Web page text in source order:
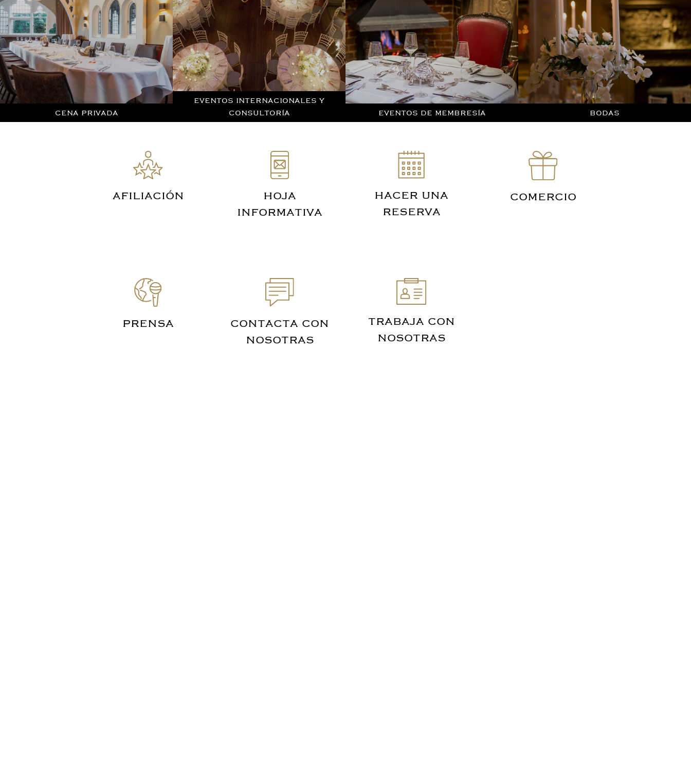
CENA PRIVADA
EVENTOS INTERNACIONALES Y
CONSULTORÍA
EVENTOS DE MEMBRESÍA BODAS
AFILIACIÓN
HOJA
INFORMATIVA
HACER UNA
RESERVA
COMERCIO
PRENSA
CONTACTA CON
NOSOTRAS
TRABAJA CON
NOSOTRAS